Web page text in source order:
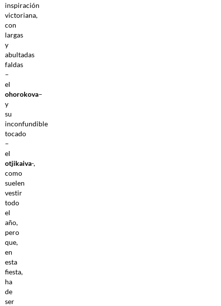
inspiración
victoriana,
con
largas
y
abultadas
faldas
–
el
ohorokova–
y
su
inconfundible
tocado
–
el
otjikaiva-,
como
suelen
vestir
todo
el
año,
pero
que,
en
esta
fiesta,
ha
de
ser